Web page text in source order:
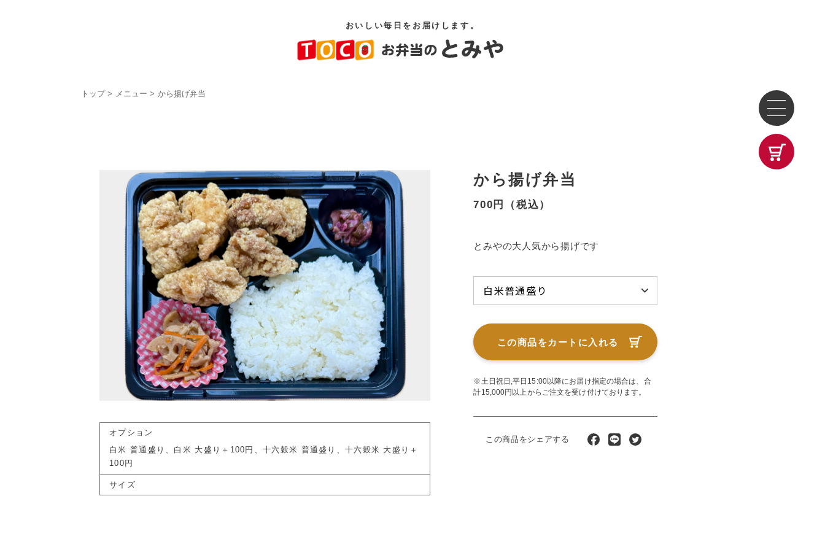
おいしい毎日をお届けします。
トップ メニュー から揚げ弁当
から揚げ弁当
700円（税込）
とみやの大人気から揚げです
この商品をカートに入れる
※土日祝日,平日15:00以降にお届け指定の場合は、合
計15,000円以上からご注文を受け付けております。
この商品をシェアする
オプション
白米 普通盛り、白米 大盛り＋100円、十六穀米 普通盛り、十六穀米 大盛り＋
100円
サイズ